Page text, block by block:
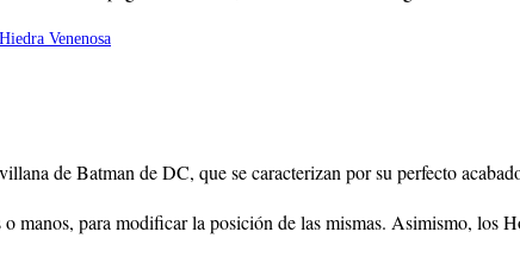
de Batman de DC, que se caracterizan por su perfecto
manos, para modificar la posición de las mismas. Asimismo,